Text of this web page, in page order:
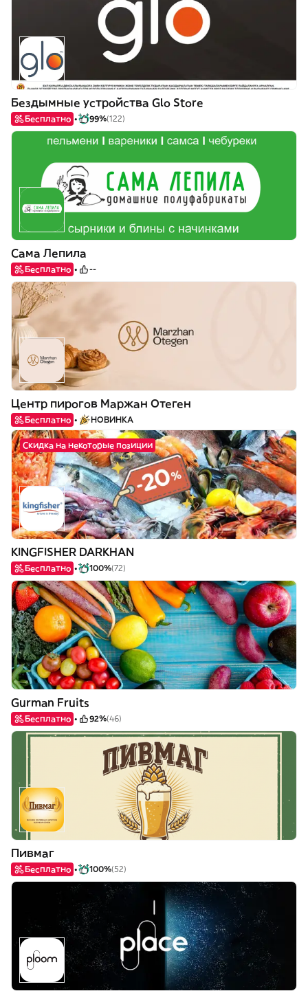
Бездымные устройства Glo Store
Бесплатно 99%(122)
Сама Лепила
Бесплатно --
Центр пирогов Маржан Отеген
Бесплатно НОВИНКА
Скидка на некоторые позиции
KINGFISHER DARKHAN
Бесплатно 100%(72)
Gurman Fruits
Бесплатно 92%(46)
Пивмаг
Бесплатно 100%(52)